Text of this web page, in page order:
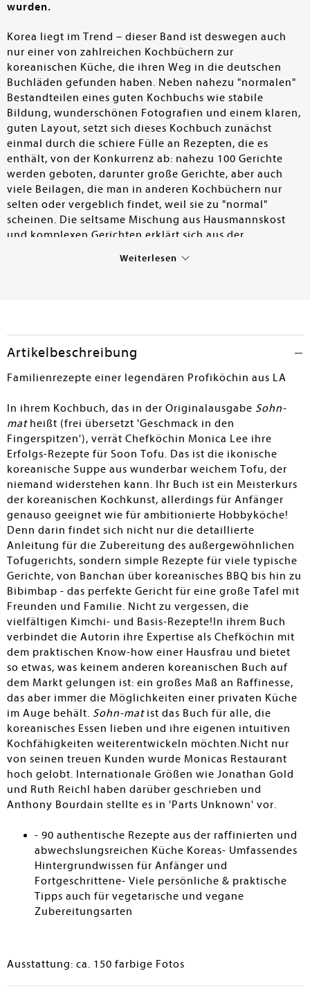
wurden.
Korea liegt im Trend – dieser Band ist deswegen auch
nur einer von zahlreichen Kochbüchern zur
koreanischen Küche, die ihren Weg in die deutschen
Buchläden gefunden haben. Neben nahezu "normalen"
Bestandteilen eines guten Kochbuchs wie stabile
Bildung, wunderschönen Fotografien und einem klaren,
guten Layout, setzt sich dieses Kochbuch zunächst
einmal durch die schiere Fülle an Rezepten, die es
enthält, von der Konkurrenz ab: nahezu 100 Gerichte
werden geboten, darunter große Gerichte, aber auch
viele Beilagen, die man in anderen Kochbüchern nur
selten oder vergeblich findet, weil sie zu "normal"
scheinen. Die seltsame Mischung aus Hausmannskost
und komplexen Gerichten erklärt sich aus der
Familie seit 1986 in Los Angeles ein koreanisches
Restaurants als auch Familiengerichte, die entsprechend
einfacher ausfallen. Die Erzähltexte – die auch für sich
gut zu lesen sind – berichten nicht nur vom Leben der
Autorin und ihrem Restaurant, es wird auch intensiv
besprochen, wie man Vorratshaltung für koreanische
Gerichte betreiben sollte, also welche Zutaten man
besser frisch einkauft und welche man auf Vorrat haben
kann. Die Professionalität der Autorin als
Restaurantköchin ist in jedem Rezept spürbar –
Anfängergerichte wird man hier selbst bei einfachen
Rezepten nicht finden, Vorkenntnisse sind also
wünschenswert. – Alles in allem ein gutes Kochbuch der
koreanischen Küche im Allgemeinen und bestimmter
Tofugerichte im Speziellen, größeren Beständen zu
empfehlen.
Friedrich Röhrer-Ertl
Weiterlesen
Artikelbeschreibung
Familienrezepte einer legendären Profiköchin aus LA
In ihrem Kochbuch, das in der Originalausgabe Sohn-
mat heißt (frei übersetzt 'Geschmack in den
Fingerspitzen'), verrät Chefköchin Monica Lee ihre
Erfolgs-Rezepte für Soon Tofu. Das ist die ikonische
koreanische Suppe aus wunderbar weichem Tofu, der
niemand widerstehen kann. Ihr Buch ist ein Meisterkurs
der koreanischen Kochkunst, allerdings für Anfänger
genauso geeignet wie für ambitionierte Hobbyköche!
Denn darin findet sich nicht nur die detaillierte
Anleitung für die Zubereitung des außergewöhnlichen
Tofugerichts, sondern simple Rezepte für viele typische
Gerichte, von Banchan über koreanisches BBQ bis hin zu
Bibimbap - das perfekte Gericht für eine große Tafel mit
Freunden und Familie. Nicht zu vergessen, die
vielfältigen Kimchi- und Basis-Rezepte!In ihrem Buch
verbindet die Autorin ihre Expertise als Chefköchin mit
dem praktischen Know-how einer Hausfrau und bietet
so etwas, was keinem anderen koreanischen Buch auf
dem Markt gelungen ist: ein großes Maß an Raffinesse,
das aber immer die Möglichkeiten einer privaten Küche
im Auge behält. Sohn-matist das Buch für alle, die
koreanisches Essen lieben und ihre eigenen intuitiven
Kochfähigkeiten weiterentwickeln möchten.Nicht nur
von seinen treuen Kunden wurde Monicas Restaurant
hoch gelobt. Internationale Größen wie Jonathan Gold
und Ruth Reichl haben darüber geschrieben und
Anthony Bourdain stellte es in 'Parts Unknown' vor.
- 90 authentische Rezepte aus der raffinierten und
abwechslungsreichen Küche Koreas- Umfassendes
Hintergrundwissen für Anfänger und
Fortgeschrittene- Viele persönliche & praktische
Tipps auch für vegetarische und vegane
Zubereitungsarten
Ausstattung: ca. 150 farbige Fotos